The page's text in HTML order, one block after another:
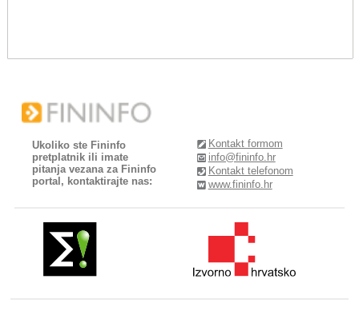
Ukoliko ste Fininfo
pretplatnik ili imate
pitanja vezana za Fininfo
portal, kontaktirajte nas:
Kontakt formom
info@fininfo.hr
Kontakt telefonom
www.fininfo.hr